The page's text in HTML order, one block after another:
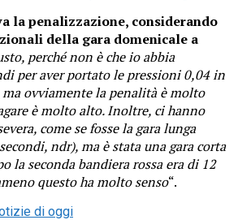
la penalizzazione, considerando
della gara domenicale a
perché non è che io abbia
per aver portato le pressioni 0,04 in
ovviamente la penalità è molto
è molto alto. Inoltre, ci hanno
come se fosse la gara lunga
ndr), ma è stata una gara corta
la seconda bandiera rossa era di 12
questo ha molto senso“.
di oggi